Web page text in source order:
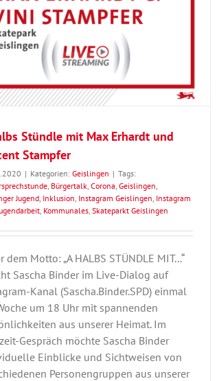
Stündle mit Max Erhardt und
Stampfer
| Kategorien: Geislingen | Tags:
, Bürgertalk, Corona, Geislingen,
Jugend, Inklusion, Instagram Geislingen, Instagram
, Kommunales, Skateparkt Geislingen
dem Motto: „A HALBS STÜNDLE MIT...“
Sascha Binder im Live-Dialog auf
Kanal (Sascha.Binder.SPD) einmal
um 18 Uhr mit spannenden
aus unserer Heimat. Im
Gespräch möchte Sascha Binder
Einblicke und Sichtweisen von
Personengruppen aus unserer